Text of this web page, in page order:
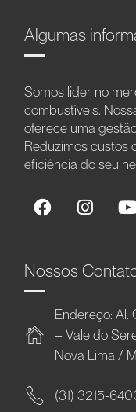
Algumas
Somos líder no
combustíveis.
oferece uma
Reduzimos custos
eficiência do seu
Nossos
Endereço: Al.
– Vale do
Nova Lima /
(31) 3215-